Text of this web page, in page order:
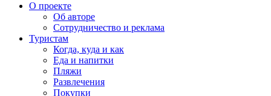
О проекте
Об авторе
Сотрудничество и реклама
Туристам
Когда, куда и как
Еда и напитки
Пляжи
Развлечения
Покупки